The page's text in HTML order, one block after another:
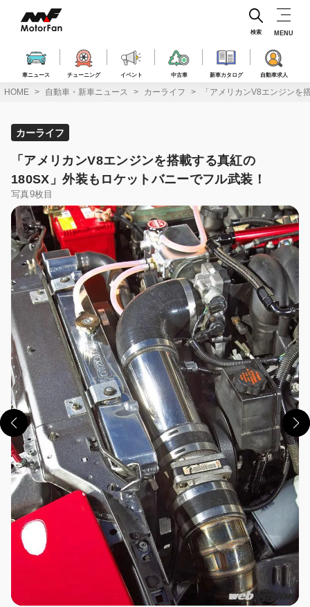
ス
車ニュース チューニング イベント 中古車 新車カタログ 自動車求人
検索 MENU
HOME 自動車・新車ニュース カーライフ 「アメリカンV8エンジン
カーライフ
「アメリカンV8エンジンを搭載する真紅の
180SX」外装もロケットバニーでフル武装！
写真9枚目